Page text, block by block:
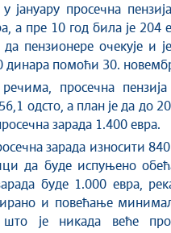
јануару просечна
а пре 10 год била је 204
пензионере очекује и
динара помоћи 30.
просечна
одсто, а план је да до
зарада 1.400 евра.
зарада износити 840
да буде испуњено
буде 1.000 евра,
и повећање
је никада веће